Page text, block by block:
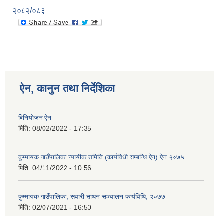
२०८२/०८३
ऐन, कानुन तथा निर्देशिका
विनियोजन ऐन
मिति: 08/02/2022 - 17:35
कुम्मायक गाउँपालिका न्यायीक समिति (कार्यविधी सम्बन्धि ऐन) ऐन २०७५
मिति: 04/11/2022 - 10:56
कुम्मायक गाउँपालिका, सवारी साधन सञ्चालन कार्यविधि, २०७७
मिति: 02/07/2021 - 16:50